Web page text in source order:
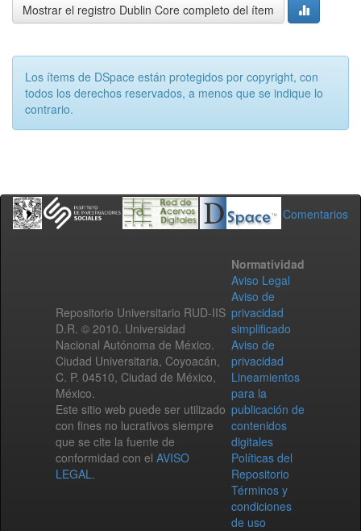
Mostrar el registro Dublin Core completo del ítem
Los ítems de DSpace están protegidos por copyright, con
todos los derechos reservados, a menos que se indique lo
contrario.
Comentarios
Repositorio Universitario RUD-IIS
D.R. © 2010. Universidad
Nacional Autónoma de México.
Ciudad Universitaria, Coyoacán,
C. P. 04510, Ciudad de México,
México.
Este sitio web puede ser utilizado
con fines no lucrativos siempre
que se cite la fuente de
conformidad con el AVISO
LEGAL.
Normatividad
Aviso Legal
Aviso de
privacidad
simplificado
Aviso de
privacidad
Lineamientos
para la
publicación de
contenidos
digitales
Políticas del
Repositorio
Términos y
condiciones
de uso